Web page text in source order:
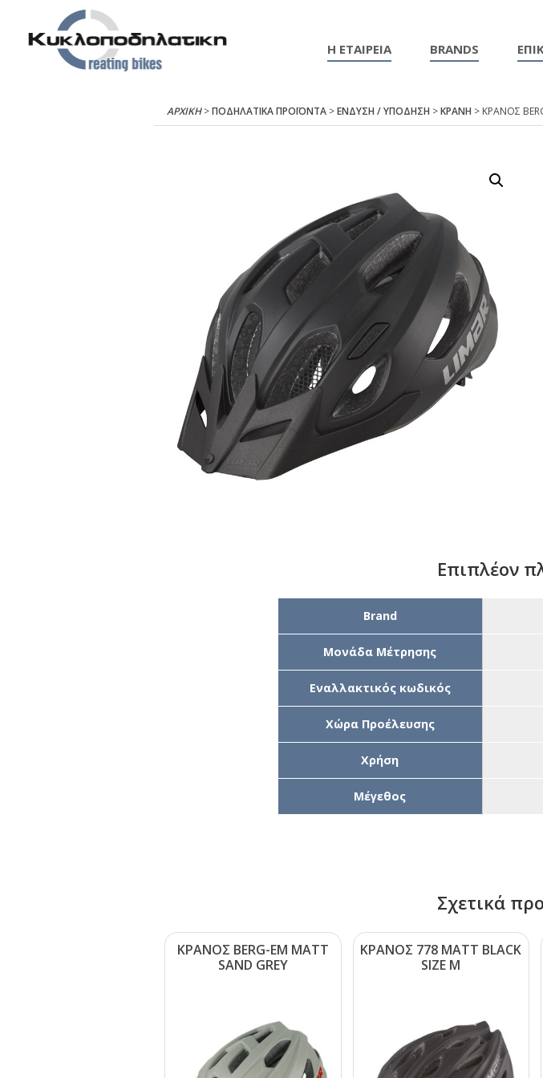
Η ΕΤΑΙΡΕΙΑ BRANDS
ΑΡΧΙΚΉ>ΠΟΔΗΛΑΤΙΚΑ ΠΡΟΪΟΝΤΑ>ΕΝΔΥΣΗ / ΥΠΟΔΗΣΗ >ΚΡΑΝΗ > ΚΡΑΝΟΣ
Επιπλέον
Brand
Μονάδα Μέτρησης
Εναλλακτικός κωδικός
Χώρα Προέλευσης
Χρήση
Μέγεθος
Σχετικά
ΚΡΑΝΟΣ ΒΕRG-ΕΜ ΜΑΤΤ
SΑΝD GRΕΥ
ΚΡΑΝΟΣ 778 ΜΑΤΤ ΒLΑCΚ
SΙΖΕ Μ